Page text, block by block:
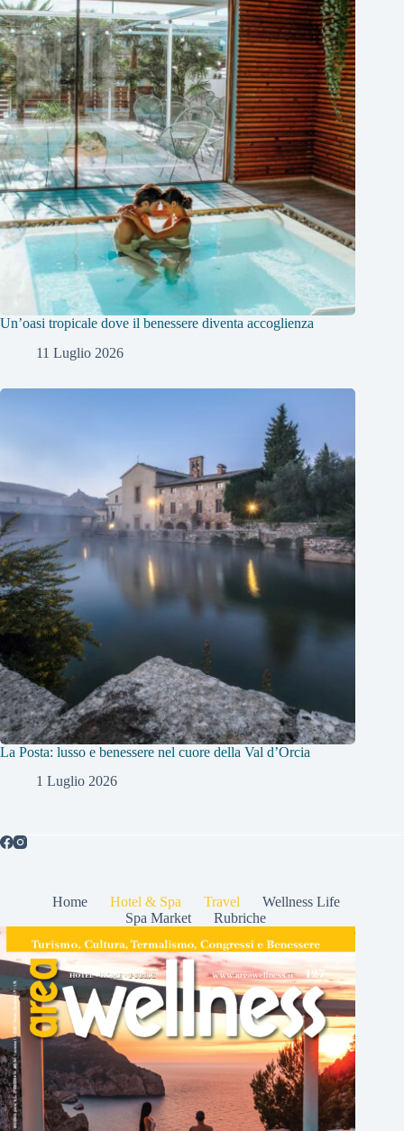
Un’oasi tropicale dove il benessere diventa accoglienza
11 Luglio 2026
La Posta: lusso e benessere nel cuore della Val d’Orcia
1 Luglio 2026
Home Hotel & Spa Travel
Wellness Life
Spa Market
Rubriche